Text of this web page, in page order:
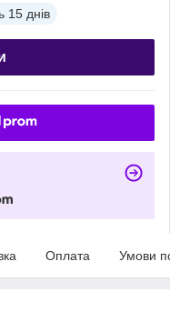
15 днів
Оплата Умови